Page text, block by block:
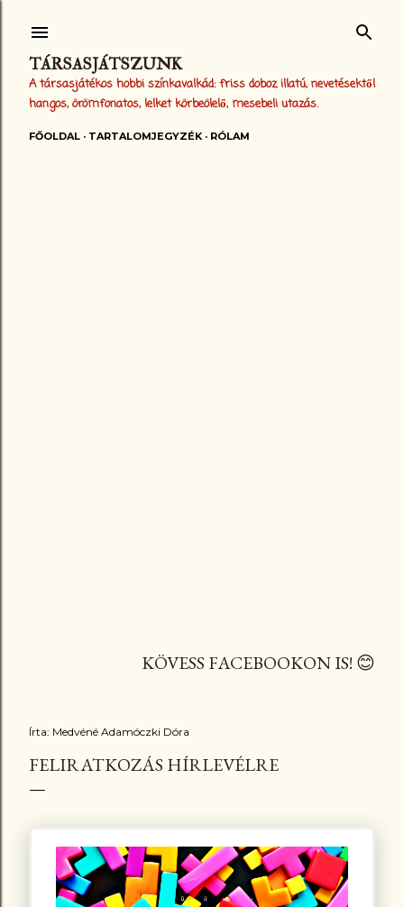
TÁRSASJÁTSZUNK
A társasjátékos hobbi színkavalkád: friss doboz illatú, nevetésektől
hangos, örömfonatos, lelket körbeölelő, mesebeli utazás.
FŐOLDAL TARTALOMJEGYZÉK RÓLAM
KÖVESS FACEBOOKON IS! 😊
Írta: Medvéné Adamóczki Dóra
FELIRATKOZÁS HÍRLEVÉLRE